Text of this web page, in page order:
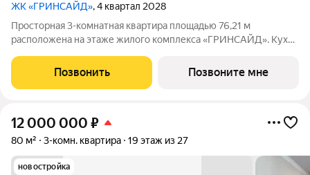
ЖК «ГРИНСАЙД», 4 квартал 2028
Просторная 3-комнатная квартира площадью 76,21 м
расположена на этаже жилого комплекса «ГРИНСАЙД». Кухня
ужинов. Светлые жилые комнаты общей площадью
15,85/9,48/12,72 м обеспечивают комфортное
Позвонить Позвоните мне
12 000 000 ₽
80 м² 3-комн. квартира 19 этаж из 27
новостройка